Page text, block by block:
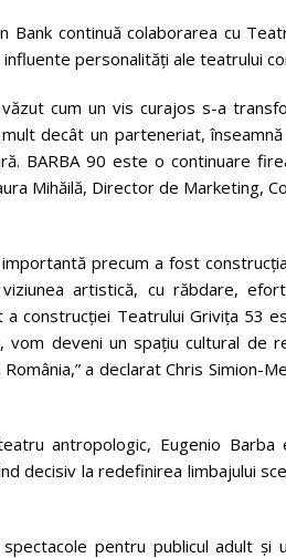
Bank continuă colaborarea cu
personalități ale teatrului
cum un vis curajos s-a
decât un parteneriat,
BARBA 90 este o continuare
Mihăilă, Director de Marketing,
precum a fost
artistică, cu răbdare,
construcției Teatrului Grivița 53
deveni un spațiu cultural de
a declarat Chris Simion-
antropologic, Eugenio
decisiv la redefinirea limbajului
pentru publicul adult și